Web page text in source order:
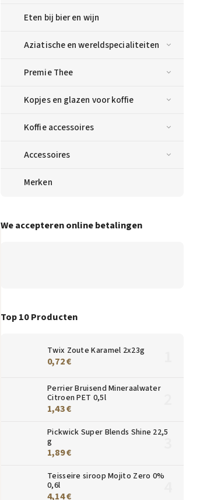
Eten bij bier en wijn
Aziatische en wereldspecialiteiten
Premie Thee
Kopjes en glazen voor koffie
Koffie accessoires
Accessoires
Merken
We accepteren online betalingen
Top 10 Producten
Twix Zoute Karamel 2x23g
0,72 €
Perrier Bruisend Mineraalwater
Citroen PET 0,5l
1,43 €
Pickwick Super Blends Shine 22,5
g
1,89 €
Teisseire siroop Mojito Zero 0%
0,6l
4,14 €